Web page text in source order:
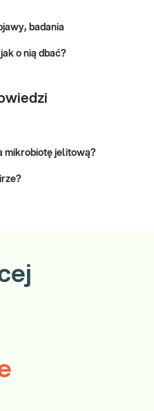
badania
o nią dbać?
mikrobiotę jelitową?